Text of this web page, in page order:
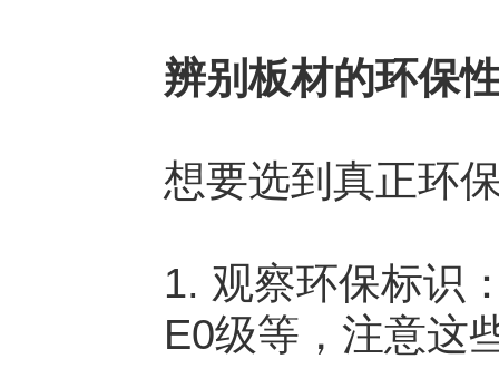
辨别板材的环保
想要选到真正环
1. 观察环保标识
E0级等，注意这